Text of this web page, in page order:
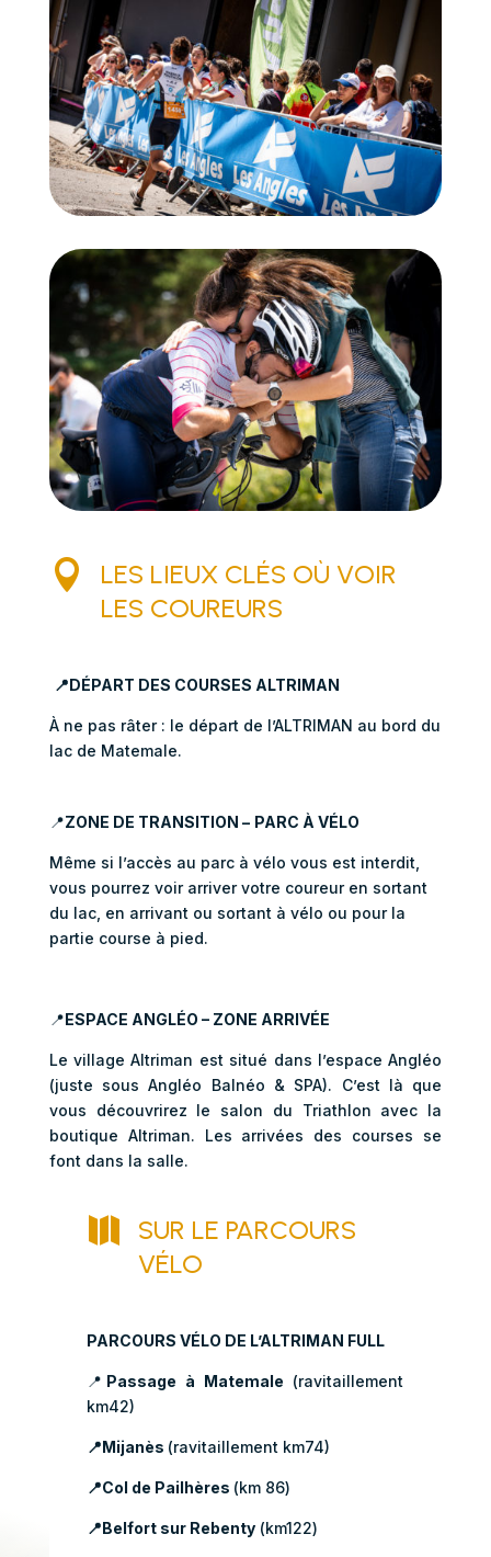

LES LIEUX CLÉS OÙ VOIR
LES COUREURS
📍DÉPART DES COURSES ALTRIMAN
À ne pas râter : le départ de l’ALTRIMAN au bord du
lac de Matemale.
📍ZONE DE TRANSITION – PARC À VÉLO
Même si l’accès au parc à vélo vous est interdit,
vous pourrez voir arriver votre coureur en sortant
du lac, en arrivant ou sortant à vélo ou pour la
partie course à pied.
📍ESPACE ANGLÉO – ZONE ARRIVÉE
Le village Altriman est situé dans l’espace Angléo
(juste sous Angléo Balnéo & SPA). C’est là que
vous découvrirez le salon du Triathlon avec la
boutique Altriman. Les arrivées des courses se
font dans la salle.

SUR LE PARCOURS
VÉLO
PARCOURS VÉLO DE L’ALTRIMAN FULL
📍 Passage à Matemale (ravitaillement
km42)
📍Mijanès (ravitaillement km74)
📍Col de Pailhères (km 86)
📍Belfort sur Rebenty(km122)